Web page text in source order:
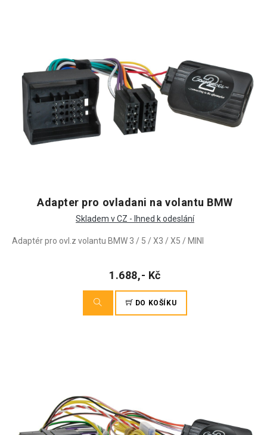
Adapter pro ovladani na volantu BMW
Skladem v CZ - Ihned k odeslání
Adaptér pro ovl.z volantu BMW 3 / 5 / X3 / X5 / MINI
1.688,- Kč
DO KOŠÍKU